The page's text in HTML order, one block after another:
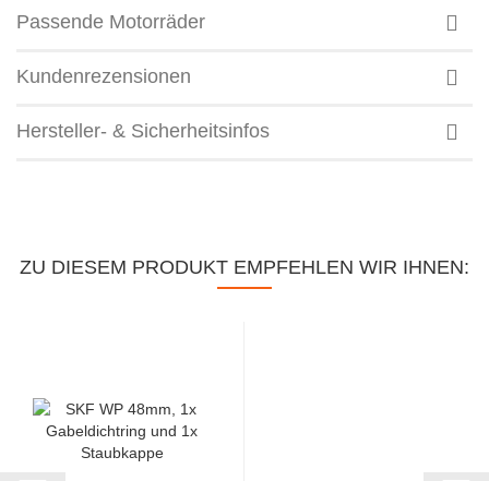
Passende Motorräder
Kundenrezensionen
Hersteller- & Sicherheitsinfos
ZU DIESEM PRODUKT EMPFEHLEN WIR IHNEN: